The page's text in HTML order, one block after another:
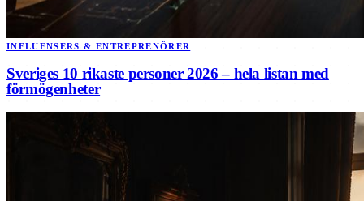
INFLUENSERS & ENTREPRENÖRER
Sveriges 10 rikaste personer 2026 – hela listan med
förmögenheter